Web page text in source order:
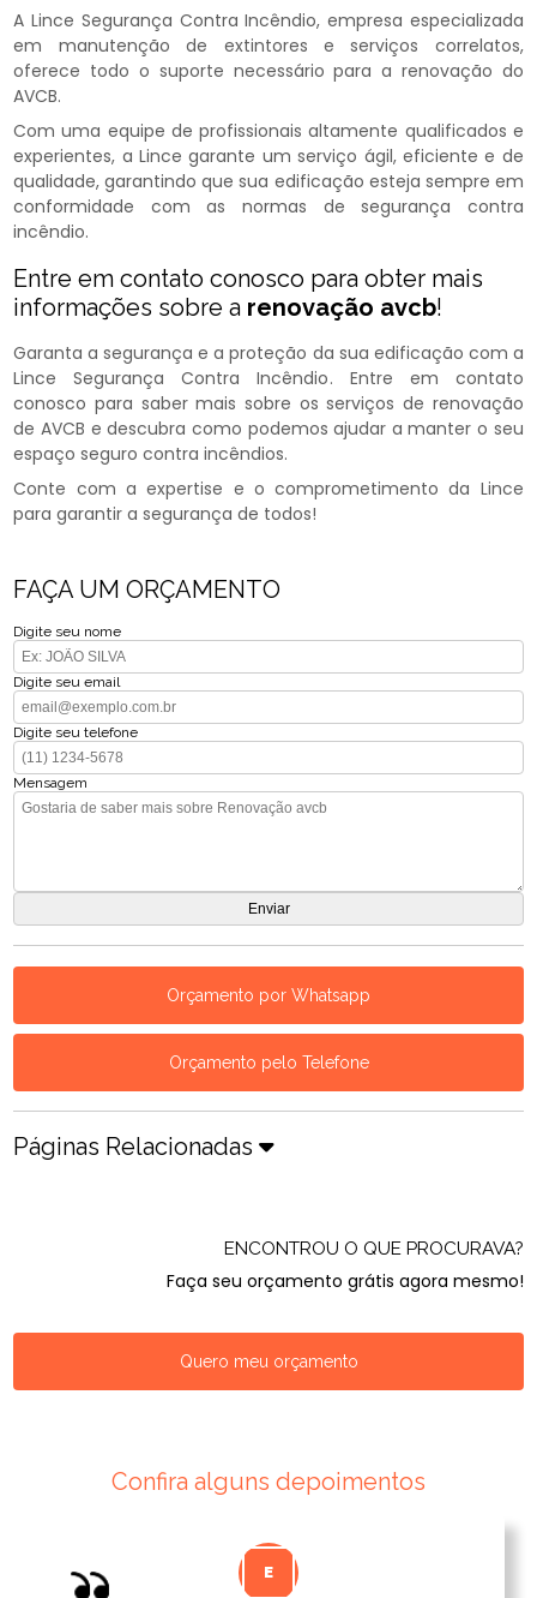
A Lince Segurança Contra Incêndio, empresa especializada
em manutenção de extintores e serviços correlatos,
oferece todo o suporte necessário para a renovação do
AVCB.
Com uma equipe de profissionais altamente qualificados e
experientes, a Lince garante um serviço ágil, eficiente e de
qualidade, garantindo que sua edificação esteja sempre em
conformidade com as normas de segurança contra
incêndio.
Entre em contato conosco para obter mais
informações sobre a renovação avcb!
Garanta a segurança e a proteção da sua edificação com a
Lince Segurança Contra Incêndio. Entre em contato
conosco para saber mais sobre os serviços de renovação
de AVCB e descubra como podemos ajudar a manter o seu
espaço seguro contra incêndios.
Conte com a expertise e o comprometimento da Lince
para garantir a segurança de todos!
FAÇA UM ORÇAMENTO
Digite seu nome
Digite seu email
Digite seu telefone
Mensagem
Orçamento por Whatsapp
Orçamento pelo Telefone
Páginas Relacionadas
ENCONTROU O QUE PROCURAVA?
Faça seu orçamento grátis agora mesmo!
Quero meu orçamento
Confira alguns depoimentos